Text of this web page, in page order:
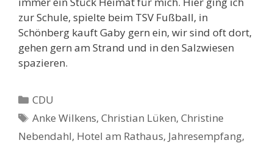
zur Schule, spielte beim TSV Fußball, in
Schönberg kauft Gaby gern ein, wir sind oft dort,
gehen gern am Strand und in den Salzwiesen
spazieren.
Kategorien
CDU
Schlagwörter
Anke Wilkens,Christian Lüken,Christine
Nebendahl, Hotel am Rathaus, Jahresempfang,